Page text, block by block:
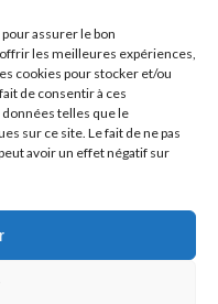
assurer le bon
les meilleures expériences,
cookies pour stocker et/ou
de consentir à ces
telles que le
sur ce site. Le fait de ne pas
avoir un effet négatif sur